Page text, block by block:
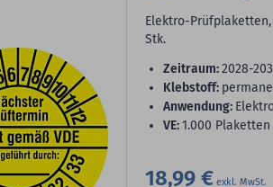
Elektro-Prüfplaketten,
Stk.
Zeitraum:2028-
Klebstoff:
Anwendung:
VE:1.000
18,99 €